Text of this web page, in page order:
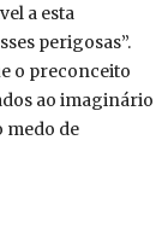
a esta
perigosas”.
o preconceito
ao imaginário
medo de